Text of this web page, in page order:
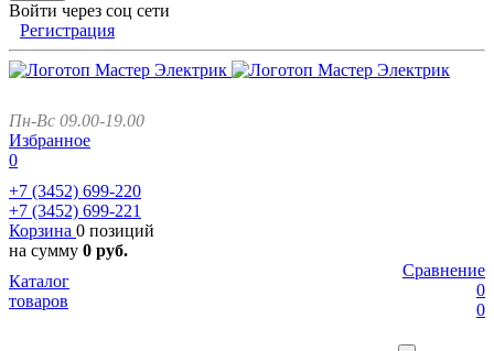
Войти через соц сети
Регистрация
Пн-Вс 09.00-19.00
Избранное
0
+7 (3452) 699-220
+7 (3452) 699-221
Корзина 0 позиций
на сумму 0 руб.
Сравнение
0
0
Каталог
товаров